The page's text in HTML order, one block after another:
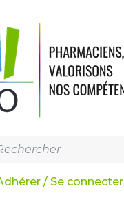
/ Se connecter